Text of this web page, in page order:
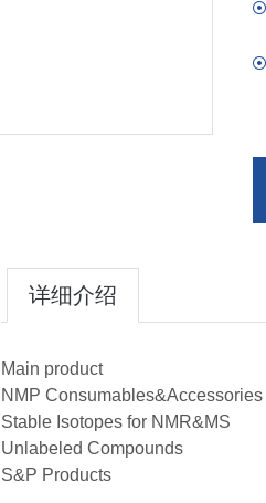
详细介绍
Main product
NMP Consumables&Accessories
Stable Isotopes for NMR&MS
Unlabeled Compounds
S&P Products